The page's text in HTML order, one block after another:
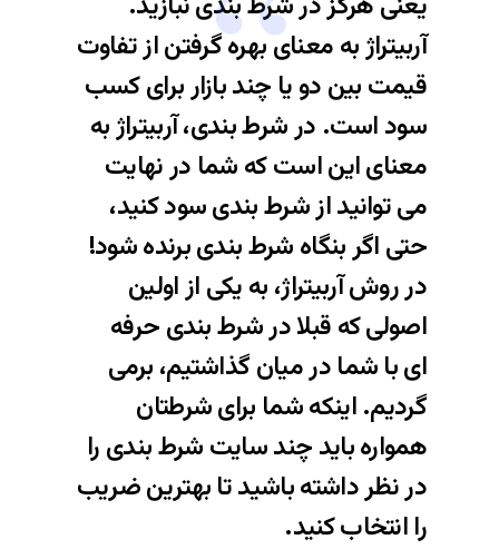
آربیتراژ به معنای بهره گرفتن از تفاوت
قیمت بین دو یا چند بازار برای کسب
سود است. در شرط بندی، آربیتراژ به
معنای این است که شما در نهایت
می توانید از شرط بندی سود کنید،
حتی اگر بنگاه شرط بندی برنده شود!
در روش آربیتراژ، به یکی از اولین
اصولی که قبلا درشرط بندی حرفه
ایبا شما در میان گذاشتیم، برمی
گردیم. اینکهشما برای شرطتان
همواره باید چند سایت شرط بندی را
در نظر داشته باشید تا بهترین ضریب
را انتخاب کنید.